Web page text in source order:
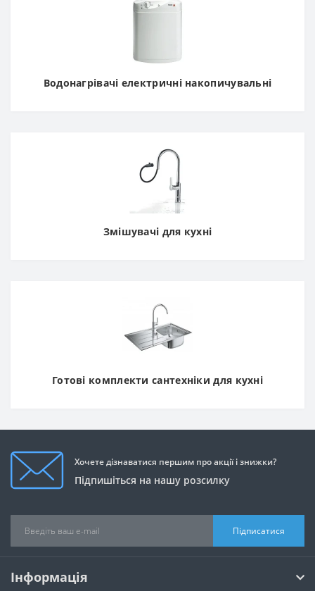
Водонагрівачі електричні накопичувальні
Змішувачі для кухні
Готові комплекти сантехніки для кухні
Хочете дізнаватися першим про акції і знижки?
Підпишіться на нашу розсилку
Підписатися
Інформація